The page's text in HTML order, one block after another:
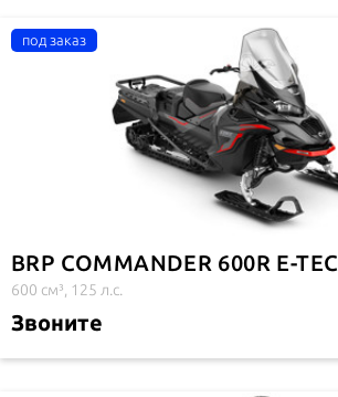
BRP COMMANDER 600R E-TEC
600 см³, 125 л.с.
Звоните